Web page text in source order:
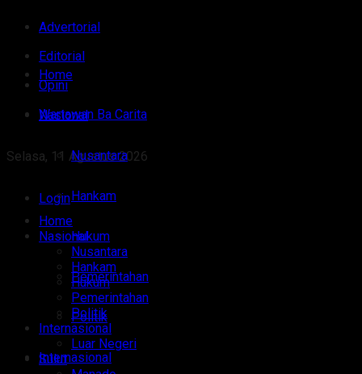
Advertorial
Editorial
Opini
Wartawan Ba Carita
Selasa, 11 Agustus 2026
Login
Home
Nasional
Nusantara
Hankam
Hukum
Pemerintahan
Politik
Internasional
Home
Nasional
Nusantara
Hankam
Hukum
Pemerintahan
Politik
Internasional
Luar Negeri
Sulut